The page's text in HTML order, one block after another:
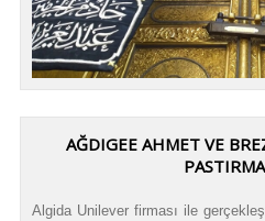
AĞDIGEE AHMET VE
Algida Unilever firması ile